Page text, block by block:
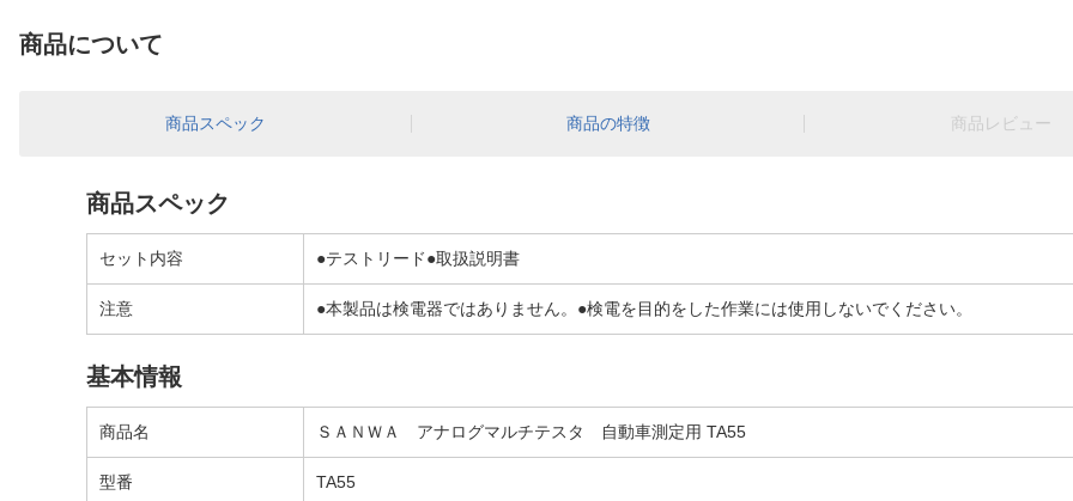
商品について
商品スペック 商品の特徴 商品レビュー
商品スペック
セット内容 ●テストリード●取扱説明書
注意 ●本製品は検電器ではありません。●検電を目的をした作業には使用しないでください。
基本情報
商品名 ＳＡＮＷＡ アナログマルチテスタ 自動車測定用 TA55
型番 TA55